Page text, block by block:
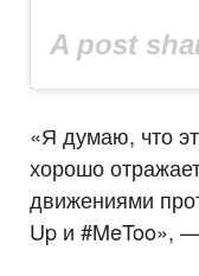
A post
«Я думаю, что
хорошо
движениями
Up и #MeToo»,